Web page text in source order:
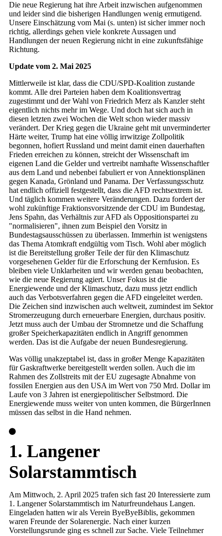
Die neue Regierung hat ihre Arbeit inzwischen aufgenommen
und leider sind die bisherigen Handlungen wenig ermutigend.
Unsere Einschätzung vom Mai (s. unten) ist sicher immer noch
richtig, allerdings gehen viele konkrete Aussagen und
Handlungen der neuen Regierung nicht in eine zukunftsfähige
Richtung.
Update vom 2. Mai 2025
Mittlerweile ist klar, dass die CDU/SPD-Koalition zustande
kommt. Alle drei Parteien haben dem Koalitionsvertrag
zugestimmt und der Wahl von Friedrich Merz als Kanzler steht
eigentlich nichts mehr im Wege. Und doch hat sich auch in
diesen letzten zwei Wochen die Welt schon wieder massiv
verändert. Der Krieg gegen die Ukraine geht mit unverminderter
Härte weiter, Trump hat eine völlig irrwitzige Zollpolitik
begonnen, hofiert Russland und meint damit einen dauerhaften
Frieden erreichen zu können, streicht der Wissenschaft im
eigenen Land die Gelder und vertreibt namhafte Wissenschaftler
aus dem Land und nebenbei fabuliert er von Annektionsplänen
gegen Kanada, Grönland und Panama. Der Verfassungsschutz
hat endlich offiziell festgestellt, dass die AFD rechtsextrem ist.
Und täglich kommen weitere Veränderungen. Dazu fordert der
wohl zukünftige Fraktionsvorsitzende der CDU im Bundestag,
Jens Spahn, das Verhältnis zur AFD als Oppositionspartei zu
"normalisieren", ihnen zum Beispiel den Vorsitz in
Bundestagsausschüssen zu überlassen. Immerhin ist wenigstens
das Thema Atomkraft endgültig vom Tisch. Wohl aber möglich
ist die Bereitstellung großer Teile der für den Klimaschutz
vorgesehenen Gelder für die Erforschung der Kernfusion. Es
bleiben viele Unklarheiten und wir werden genau beobachten,
wie die neue Regierung agiert. Unser Fokus ist die
Energiewende und der Klimaschutz, dazu muss jetzt endlich
auch das Verbotsverfahren gegen die AFD eingeleitet werden.
Die Zeichen sind inzwischen auch weltweit, zumindest im Sektor
Stromerzeugung durch erneuerbare Energien, durchaus positiv.
Jetzt muss auch der Umbau der Stromnetze und die Schaffung
großer Speicherkapazitäten endlich in Angriff genommen
werden. Das ist die Aufgabe der neuen Bundesregierung.
Was völlig unakzeptabel ist, dass in großer Menge Kapazitäten
für Gaskraftwerke bereitgestellt werden sollen. Auch die im
Rahmen des Zollstreits mit der EU zugesagte Abnahme von
fossilen Energien aus den USA im Wert von 750 Mrd. Dollar im
Laufe von 3 Jahren ist energiepolitischer Selbstmord. Die
Energiewende muss weiter von unten kommen, die BürgerInnen
müssen das selbst in die Hand nehmen.
1. Langener
Solarstammtisch
Am Mittwoch, 2. April 2025 trafen sich fast 20 Interessierte zum
1. Langener Solarstammtisch im Naturfreundehaus Langen.
Eingeladen hatten wir als Verein ByeByeBiblis, gekommen
waren Freunde der Solarenergie. Nach einer kurzen
Vorstellungsrunde ging es schnell zur Sache. Viele Teilnehmer